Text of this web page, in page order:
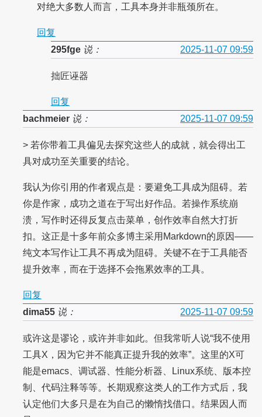
对绝大多数人而言，工具本身并非瓶颈所在。
回复
295fge说： 2025-11-07 09:59
拙匠诬器
回复
bachmeier说： 2025-11-07 09:59
> 若你带着工具偏见去探究这些人的成就，就会得出工
具对成功至关重要的结论。
我认为你引用的作者观点是：要避免工具成为阻碍。若
你是作家，成功之道在于写出好作品。若操作系统崩
溃，写作时还得反复点击菜单，创作效率自然大打折
扣。这正是十多年前众多博主采用Markdown的原因——
纯文本写作让工具不再成为阻碍。关键不在于工具能否
提升效率，而在于选择不会拖累效率的工具。
回复
dima55说： 2025-11-07 09:59
或许这是谬论，或许并非如此。但我常听人说“我不使用
工具X，因为它并不能真正提升我的效率”。这里的X可
能是emacs、调试器、性能分析器、Linux系统、版本控
制、代码注释等等。长期观察这类人的工作方式后，我
认定他们大多只是在为自己的懒惰找借口。结果因人而